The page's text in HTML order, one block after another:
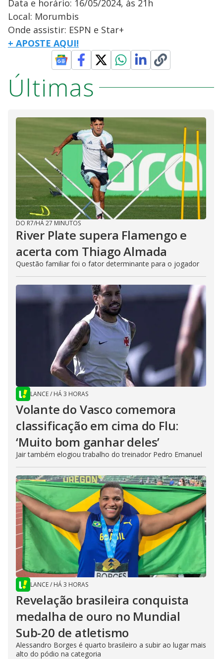
Data e horário: 16/05/2024, às 21h
Local: Morumbis
Onde assistir: ESPN e Star+
+ APOSTE AQUI!
Últimas
DO R7/HÁ 27 MINUTOS
River Plate supera Flamengo e
acerta com Thiago Almada
Questão familiar foi o fator determinante para o jogador
LANCE/ HÁ 3 HORAS
Volante do Vasco comemora
classificação em cima do Flu:
‘Muito bom ganhar deles’
Jair também elogiou trabalho do treinador Pedro Emanuel
LANCE/ HÁ 3 HORAS
Revelação brasileira conquista
medalha de ouro no Mundial
Sub-20 de atletismo
Alessandro Borges é quarto brasileiro a subir ao lugar mais
alto do pódio na categoria